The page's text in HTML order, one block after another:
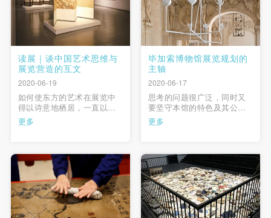
读展｜谈中国艺术思维与
展览营造的互文
2020-06-19
如何使东方的艺术在展览中
得以诗意地栖居，一直以来
是我们思考的问题。从另一
个方面讲，当大家开始对白
维与诸多当代艺术探索的成
果服务于今天的展览，恐怕
又是一个问题。 …
更多
毕加索博物馆展览规划的
主轴
2020-06-17
思考的问题很广泛，同时又
要坚守本馆的特色及其公共
服务使命：如何宣传丰富多
样的馆藏？如何与所有类型
近的公众，常客还是稀客？
如何激发参观者对20世纪最
著名的画家的好奇心？最
后，如何在一个始终在演变
中的社会始 …
更多